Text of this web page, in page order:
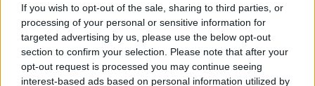
If you wish to opt-out of the sale, sharing to third parties, or
processing of your personal or sensitive information for
targeted advertising by us, please use the below opt-out
section to confirm your selection. Please note that after your
opt-out request is processed you may continue seeing
interest-based ads based on personal information utilized by